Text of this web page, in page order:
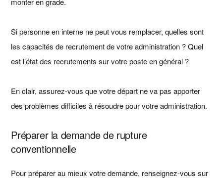
Si personne en interne ne peut vous remplacer, quelles sont
les capacités de recrutement de votre administration ? Quel
est l’état des recrutements sur votre poste en général ?
En clair, assurez-vous que votre départ ne va pas apporter
des problèmes difficiles à résoudre pour votre administration.
Préparer la demande de rupture
conventionnelle
Pour préparer au mieux votre demande, renseignez-vous sur